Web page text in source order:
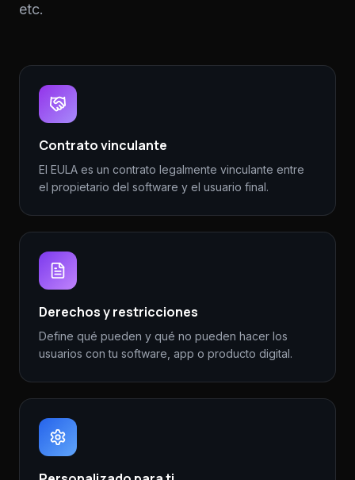
etc.
Contrato vinculante
El EULA es un contrato legalmente vinculante entre
el propietario del software y el usuario final.
Derechos y restricciones
Define qué pueden y qué no pueden hacer los
usuarios con tu software, app o producto digital.